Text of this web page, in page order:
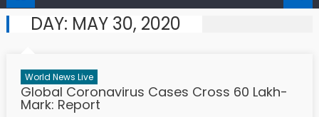
DAY: MAY 30, 2020
World News Live
Global Coronavirus Cases Cross 60 Lakh-
Mark: Report